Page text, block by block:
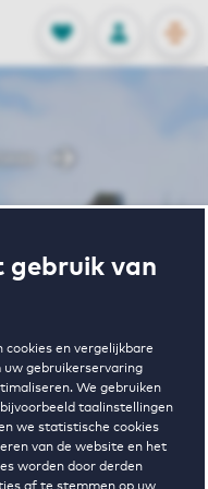
gebruik van
cookies en vergelijkbare
uw gebruikerservaring
We gebruiken
taalinstellingen
we statistische cookies
van de website en het
worden door derden
FAVORIETEN
Opgeslagen
INLOGGEN
Bors